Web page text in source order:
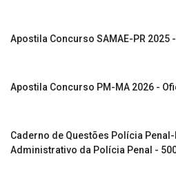
Apostila Concurso SAMAE-PR
Apostila Concurso PM-MA 2026 -
Caderno de Questões Polícia Penal-
Administrativo da Polícia Penal -